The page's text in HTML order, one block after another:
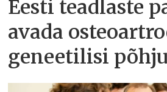
Eesti teadlaste
avada
geneetilisi